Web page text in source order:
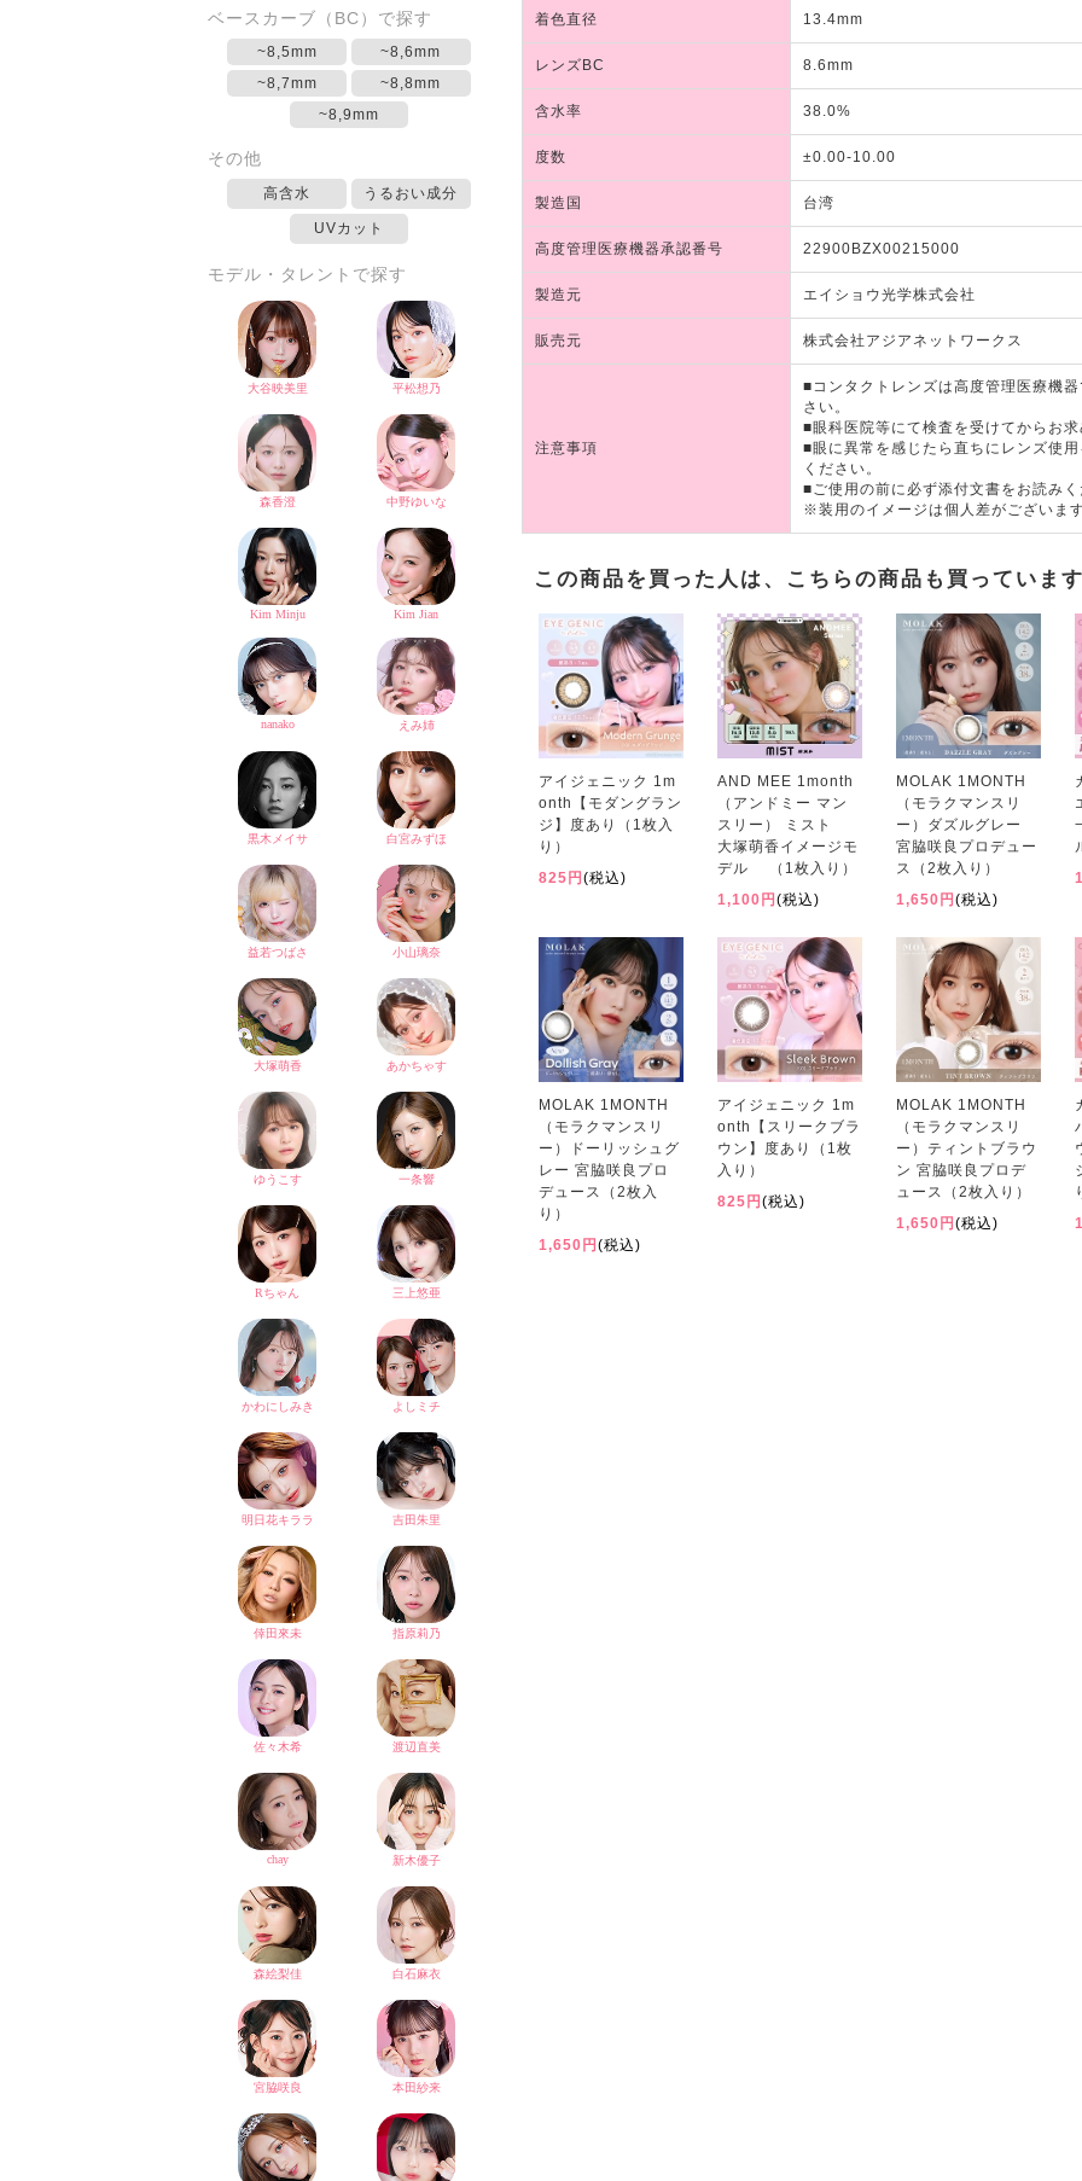
ベースカーブ（BC）で探す
~8,5mm
~8,6mm
~8,7mm
~8,8mm
~8,9mm
その他
高含水 うるおい成分
UVカット
モデル・タレントで探す
着色直径 13.4mm
レンズBC 8.6mm
含水率 38.0%
度数 ±0.00-10.00
製造国 台湾
高度管理医療機器承認番号 22900BZX00215000
製造元 エイショウ光学株式会社
販売元 株式会社アジアネットワークス
注意事項
■コンタクトレンズは高度管理医療機
さい。
■眼科医院等にて検査を受けてからお
■眼に異常を感じたら直ちにレンズ使
ください。
■ご使用の前に必ず添付文書をお読み
※装用のイメージは個人差がございま
この商品を買った人は、こちらの商品も買っていま
アイジェニック 1m
onth【モダングラン
ジ】度あり（1枚入
り）
825円 (税込)
AND MEE 1month
（アンドミー マン
スリー） ミスト
大塚萌香イメージモ
デル （1枚入り）
1,100円 (税込)
MOLAK 1MONTH
（モラクマンスリ
ー）ダズルグレー
宮脇咲良プロデュー
ス（2枚入り）
1,650円 (税込)
MOLAK 1MONTH
（モラクマンスリ
ー）ドーリッシュグ
レー 宮脇咲良プロ
デュース（2枚入
り）
1,650円 (税込)
アイジェニック 1m
onth【スリークブラ
ウン】度あり（1枚
入り）
825円 (税込)
MOLAK 1MONTH
（モラクマンスリ
ー）ティントブラウ
ン 宮脇咲良プロデ
ュース（2枚入り）
1,650円 (税込)